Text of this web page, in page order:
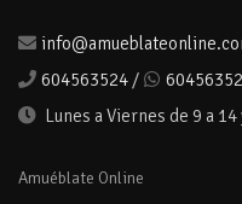
604563524 /
Lunes a Viernes de 9 a 14
Amuéblate Online